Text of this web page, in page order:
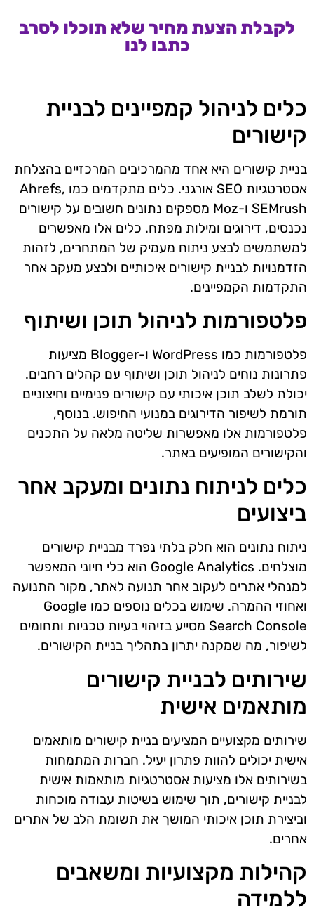
לקבלת הצעת מחיר שלא תוכלו לסרב
כתבו לנו
כלים לניהול קמפיינים לבניית
קישורים
בניית קישורים היא אחד מהמרכיבים המרכזיים בהצלחת
אסטרטגיות SEO אורגני. כלים מתקדמים כמו Ahrefs,
SEMrush ו-Moz מספקים נתונים חשובים על קישורים
נכנסים, דירוגים ומילות מפתח. כלים אלו מאפשרים
למשתמשים לבצע ניתוח מעמיק של המתחרים, לזהות
הזדמנויות לבניית קישורים איכותיים ולבצע מעקב אחר
התקדמות הקמפיינים.
פלטפורמות לניהול תוכן ושיתוף
פלטפורמות כמו WordPress ו-Blogger מציעות
פתרונות נוחים לניהול תוכן ושיתוף עם קהלים רחבים.
יכולת לשלב תוכן איכותי עם קישורים פנימיים וחיצוניים
תורמת לשיפור הדירוגים במנועי החיפוש. בנוסף,
פלטפורמות אלו מאפשרות שליטה מלאה על התכנים
והקישורים המופיעים באתר.
כלים לניתוח נתונים ומעקב אחר
ביצועים
ניתוח נתונים הוא חלק בלתי נפרד מבניית קישורים
מוצלחים. Google Analytics הוא כלי חיוני המאפשר
למנהלי אתרים לעקוב אחר תנועה לאתר, מקור התנועה
ואחוזי ההמרה. שימוש בכלים נוספים כמו Google
Search Console מסייע בזיהוי בעיות טכניות ותחומים
לשיפור, מה שמקנה יתרון בתהליך בניית הקישורים.
שירותים לבניית קישורים
מותאמים אישית
שירותים מקצועיים המציעים בניית קישורים מותאמים
אישית יכולים להוות פתרון יעיל. חברות המתמחות
בשירותים אלו מציעות אסטרטגיות מותאמות אישית
לבניית קישורים, תוך שימוש בשיטות עבודה מוכחות
וביצירת תוכן איכותי המושך את תשומת הלב של אתרים
אחרים.
קהילות מקצועיות ומשאבים
ללמידה